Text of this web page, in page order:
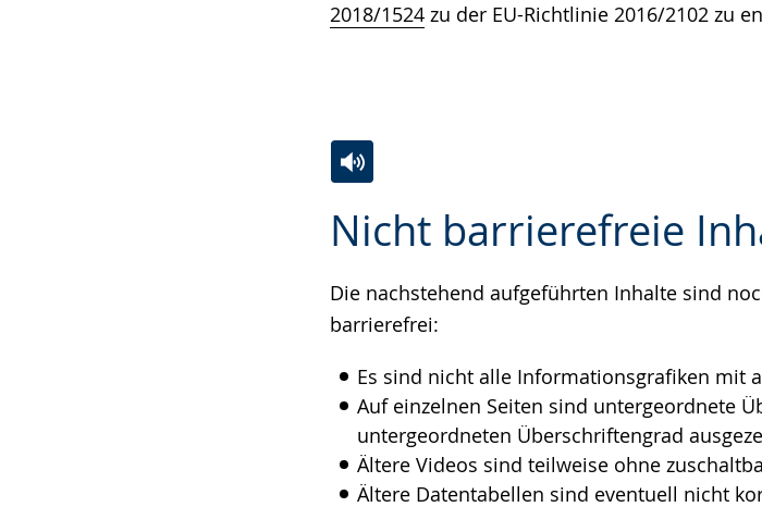
2018/1524 zu der EU-Richtlinie 2016/2102 zu
Nicht barrierefreie
Die nachstehend aufgeführten Inhalte sind
barrierefrei:
Es sind nicht alle Informationsgrafiken mit
Auf einzelnen Seiten sind untergeordnete
untergeordneten Überschriftengrad
Ältere Videos sind teilweise ohne
Ältere Datentabellen sind eventuell nicht
Leichten
wechseln.
Audio-
Video
Deutscher
Gebärdensprache
angezeigt.